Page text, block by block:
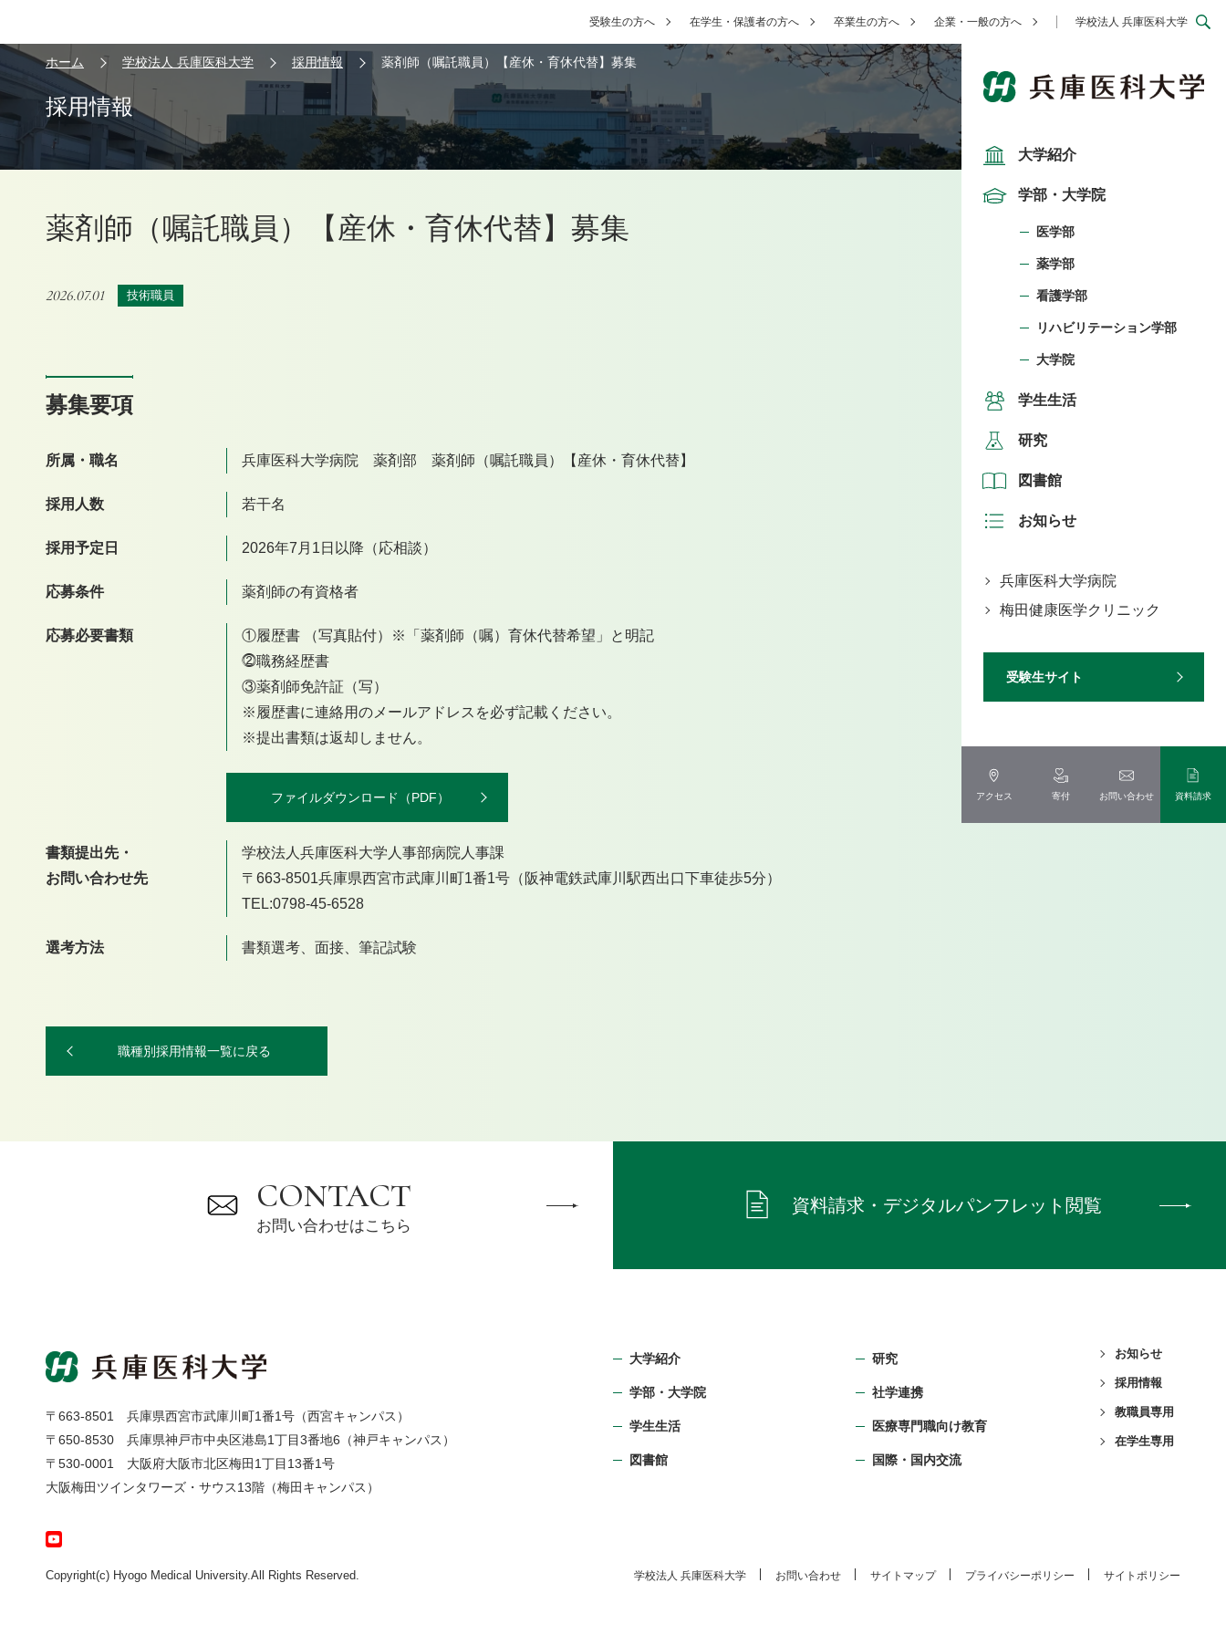
受験生の方へ 在学生・保護者の方へ 卒業生の方へ 企業・一般の方へ 学校法人 兵庫医科大学
大学紹介
学部・大学院
医学部
薬学部
看護学部
リハビリテーション学部
大学院
学生生活
研究
図書館
お知らせ
兵庫医科大学病院
梅田健康医学クリニック
受験生サイト
アクセス 寄付 お問い合わせ 資料請求
ホーム 学校法人 兵庫医科大学 採用情報 薬剤師（嘱託職員）【産休・育休代替】募集
採用情報
薬剤師（嘱託職員）【産休・育休代替】募集
2026.07.01 技術職員
募集要項
所属・職名 兵庫医科大学病院 薬剤部 薬剤師（嘱託職員）【産休・育休代替】
採用人数 若干名
採用予定日 2026年7月1日以降（応相談）
応募条件 薬剤師の有資格者
応募必要書類
①履歴書 （写真貼付）※「薬剤師（嘱）育休代替希望」と明記
⓶職務経歴書
③薬剤師免許証（写）
※履歴書に連絡用のメールアドレスを必ず記載ください。
※提出書類は返却しません。
ファイルダウンロード（PDF）
書類提出先・
お問い合わせ先
学校法人兵庫医科大学人事部病院人事課
〒663-8501兵庫県西宮市武庫川町1番1号（阪神電鉄武庫川駅西出口下車徒歩5分）
TEL:0798-45-6528
選考方法 書類選考、面接、筆記試験
職種別採用情報一覧に戻る
CONTACT
お問い合わせはこちら
資料請求 ・ デジタルパンフレット閲覧
大学紹介 研究
学部・⼤学院 社学連携
学生生活 医療専門職向け教育
図書館 国際・国内交流
お知らせ
採用情報
教職員専用
在学生専用
学校法⼈ 兵庫医科⼤学 お問い合わせ サイトマップ プライバシーポリシー サイトポリシー
〒663-8501 兵庫県西宮市武庫川町1番1号（西宮キャンパス）
〒650-8530 兵庫県神戸市中央区港島1丁目3番地6（神戸キャンパス）
〒530-0001 大阪府大阪市北区梅田1丁目13番1号
大阪梅田ツインタワーズ・サウス13階（梅田キャンパス）
Copyright(c) Hyogo Medical University.All Rights Reserved.